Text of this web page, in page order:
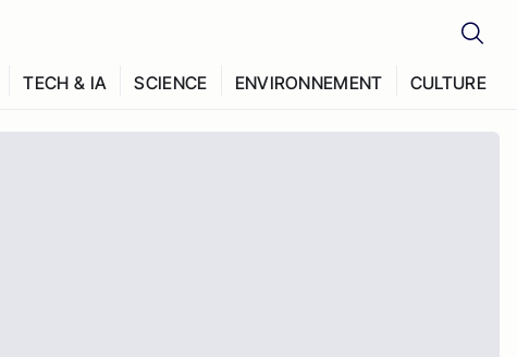
TECH & IA SCIENCE ENVIRONNEMENT CULTURE